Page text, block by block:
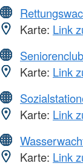
Karte: Link
Seniorenclub
Karte: Link
Karte: Link
Karte: Link